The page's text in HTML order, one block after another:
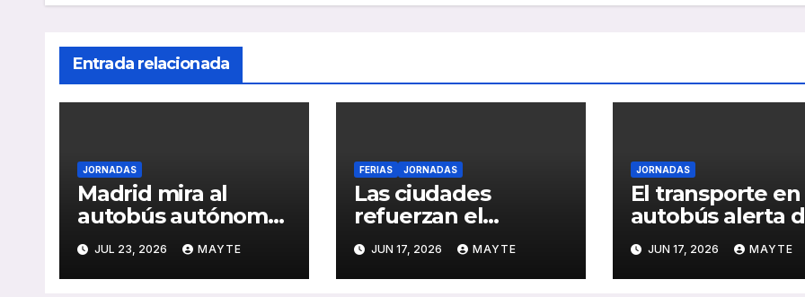
Entrada relacionada
JORNADAS
Madrid mira al
autobús autónomo
como una de las
grandes apuestas
para la movilidad
JUL 23, 2026 MAYTE
FERIAS JORNADAS
Las ciudades
refuerzan el
transporte público
ante el reto de la
demanda, la
JUN 17, 2026 MAYTE
JORNADAS
El transporte en
autobús alerta
impacto del
absentismo en la
calidad del
JUN 17, 2026 MAYTE